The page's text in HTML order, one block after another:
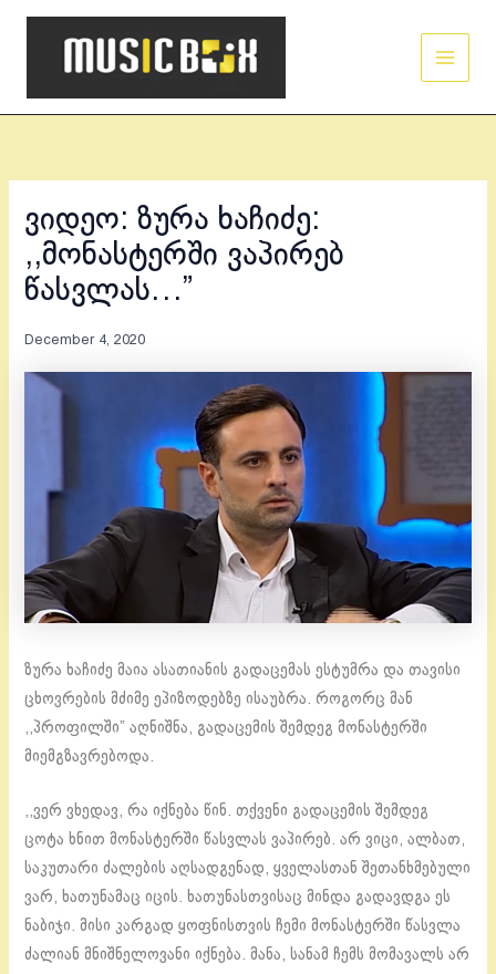
Skip
ვიდეო: ზურა ხაჩიძე:
,,მონასტერში ვაპირებ
წასვლას…”
December 4, 2020
ზურა ხაჩიძე მაია ასათიანის გადაცემას ესტუმრა და თავისი
ცხოვრების მძიმე ეპიზოდებზე ისაუბრა. როგორც მან
,,პროფილში” აღნიშნა, გადაცემის შემდეგ მონასტერში
მიემგზავრებოდა.
,,ვერ ვხედავ, რა იქნება წინ. თქვენი გადაცემის შემდეგ
ცოტა ხნით მონასტერში წასვლას ვაპირებ. არ ვიცი, ალბათ,
საკუთარი ძალების აღსადგენად, ყველასთან შეთანხმებული
ვარ, ხათუნამაც იცის. ხათუნასთვისაც მინდა გადავდგა ეს
ნაბიჯი. მისი კარგად ყოფნისთვის ჩემი მონასტერში წასვლა
ძალიან მნიშნელოვანი იქნება. მანა, სანამ ჩემს მომავალს არ